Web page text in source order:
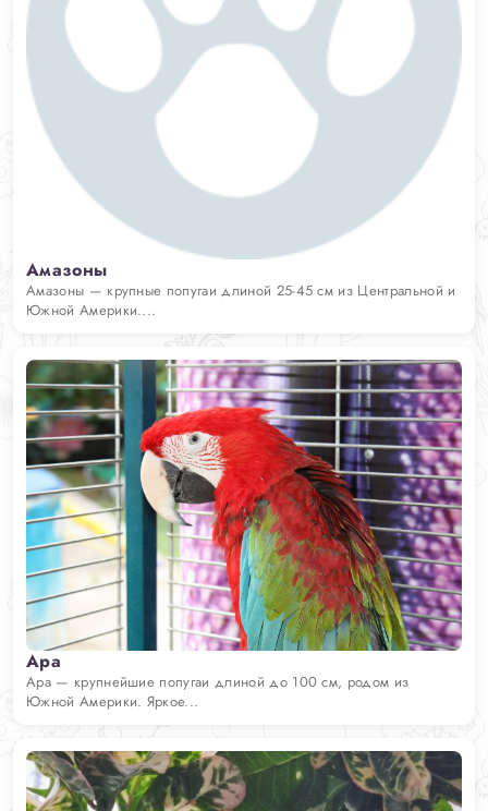
Амазоны
Амазоны — крупные попугаи длиной 25-45 см из Центральной и
Южной Америки....
Ара
Ара — крупнейшие попугаи длиной до 100 см, родом из
Южной Америки. Яркое...